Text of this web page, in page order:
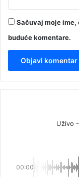
Sačuvaj moje ime,
buduće komentare.
Uživo
00:00